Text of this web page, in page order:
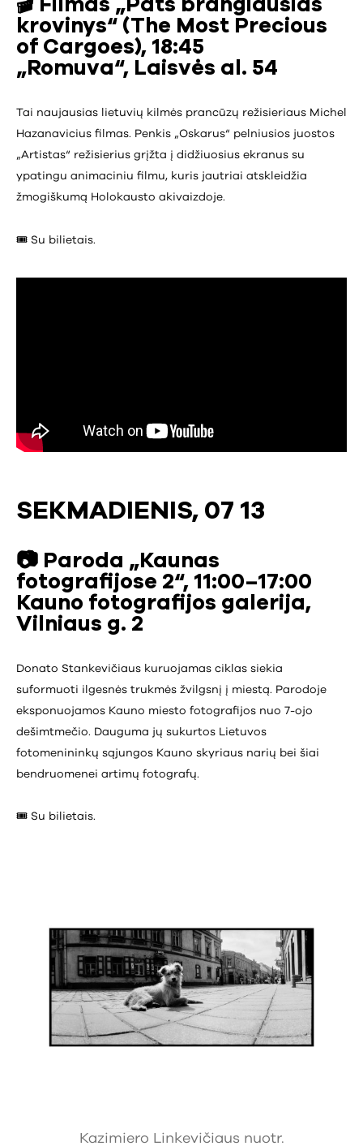
🎬 Filmas „Pats brangiausias
krovinys“ (The Most Precious
of Cargoes), 18:45
„Romuva“, Laisvės al. 54
Tai naujausias lietuvių kilmės prancūzų režisieriaus Michel
Hazanavicius filmas. Penkis „Oskarus“ pelniusios juostos
„Artistas“ režisierius grįžta į didžiuosius ekranus su
ypatingu animaciniu filmu, kuris jautriai atskleidžia
žmogiškumą Holokausto akivaizdoje.
🎟️ Su bilietais.
SEKMADIENIS, 07 13
📷 Paroda „Kaunas
fotografijose 2“, 11:00–17:00
Kauno fotografijos galerija,
Vilniaus g. 2
Donato Stankevičiaus kuruojamas ciklas siekia
suformuoti ilgesnės trukmės žvilgsnį į miestą. Parodoje
eksponuojamos Kauno miesto fotografijos nuo 7-ojo
dešimtmečio. Dauguma jų sukurtos Lietuvos
fotomenininkų sąjungos Kauno skyriaus narių bei šiai
bendruomenei artimų fotografų.
🎟️ Su bilietais.
Kazimiero Linkevičiaus nuotr.